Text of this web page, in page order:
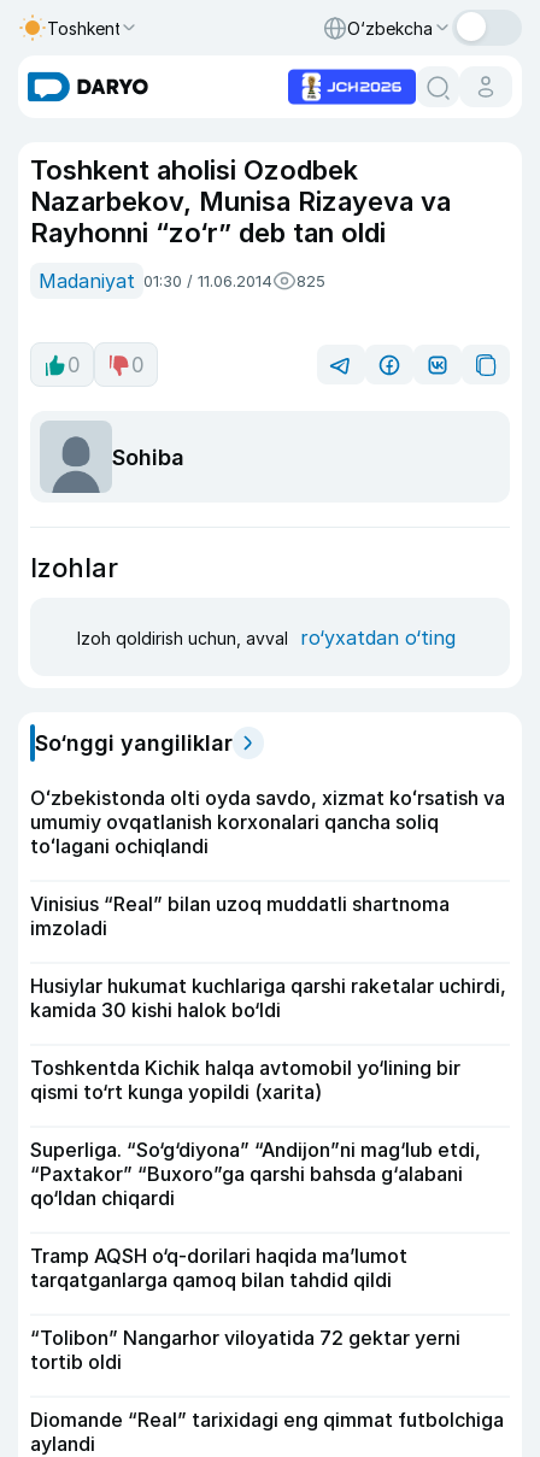
Toshkent O‘zbekcha
Toshkent aholisi Ozodbek
Nazarbekov, Munisa Rizayeva va
Rayhonni “zo‘r” deb tan oldi
Madaniyat 01:30 / 11.06.2014 825
0 0
Sohiba
Izohlar
Izoh qoldirish uchun, avval ro‘yxatdan o‘ting
So‘nggi yangiliklar
Oʻzbekistonda olti oyda savdo, xizmat koʻrsatish va
umumiy ovqatlanish korxonalari qancha soliq
toʻlagani ochiqlandi
Vinisius “Real” bilan uzoq muddatli shartnoma
imzoladi
Husiylar hukumat kuchlariga qarshi raketalar uchirdi,
kamida 30 kishi halok bo‘ldi
Toshkentda Kichik halqa avtomobil yo‘lining bir
qismi to‘rt kunga yopildi (xarita)
Superliga. “So‘g‘diyona” “Andijon”ni mag‘lub etdi,
“Paxtakor” “Buxoro”ga qarshi bahsda g‘alabani
qo‘ldan chiqardi
Tramp AQSH o‘q-dorilari haqida ma’lumot
tarqatganlarga qamoq bilan tahdid qildi
“Tolibon” Nangarhor viloyatida 72 gektar yerni
tortib oldi
Diomande “Real” tarixidagi eng qimmat futbolchiga
aylandi